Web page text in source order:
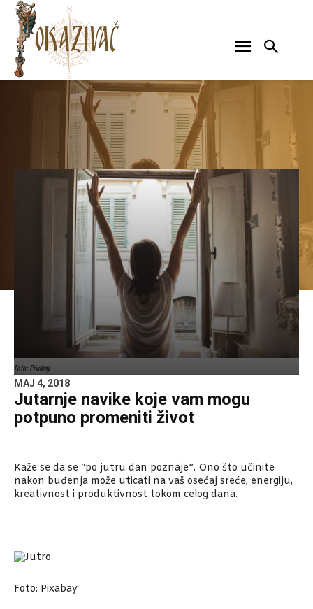
Foto: Pixabay
MAJ 4, 2018
Jutarnje navike koje vam mogu
potpuno promeniti život
Kaže se da se “po jutru dan poznaje”. Ono što učinite
nakon buđenja može uticati na vaš osećaj sreće, energiju,
kreativnost i produktivnost tokom celog dana.
Foto: Pixabay